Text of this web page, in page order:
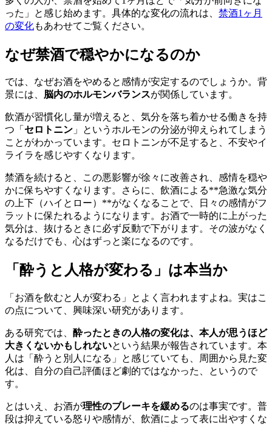
った」と感じ始めます。具体的な変化の流れは、 禁酒1ヶ月
の変化もあわせてご覧ください。
なぜ禁酒で穏やかになるのか
では、なぜお酒をやめると感情が安定するのでしょうか。背
景には、 脳内のホルモンバランスが関係しています。
飲酒が習慣化し量が増えると、気分を落ち着かせる働きを持
つ「 セロトニン 」というホルモンの分泌が抑えられてしまう
ことがわかっています。セロトニンが不足すると、不安やイ
ライラを感じやすくなります。
禁酒を続けると、この悪影響が徐々に改善され、感情を穏や
かに保ちやすくなります。さらに、飲酒による**急激な気分
の上下（ハイとロー）**がなくなることで、日々の感情がフ
ラットに保たれるようになります。お酒で一時的に上がった
気分は、抜けるときに必ず反動で下がります。その波がなく
なるだけでも、心はずっと楽になるのです。
「酔うと人格が変わる」は本当か
「お酒を飲むと人が変わる」とよく言われますよね。実はこ
の点について、興味深い研究があります。
ある研究では、 酔ったときの人格の変化は、本人が思うほど
大きくないかもしれないという結果が報告されています。本
人は「酔うと別人になる」と感じていても、周囲から見た変
化は、自分の自己評価ほど劇的ではなかった、というので
す。
とはいえ、お酒が理性のブレーキを緩めるのは事実です。普
段は抑えている怒りや感情が、飲酒によって表に出やすくな